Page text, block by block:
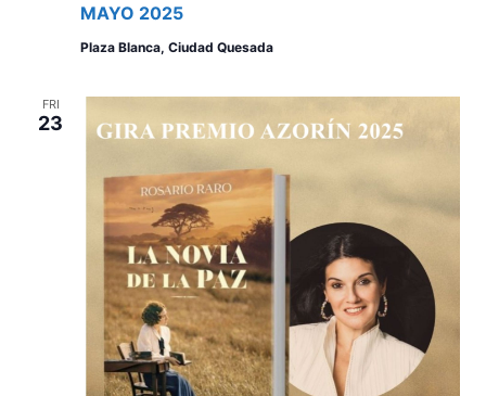
MAYO 2025
Plaza Blanca, Ciudad Quesada
FRI
23